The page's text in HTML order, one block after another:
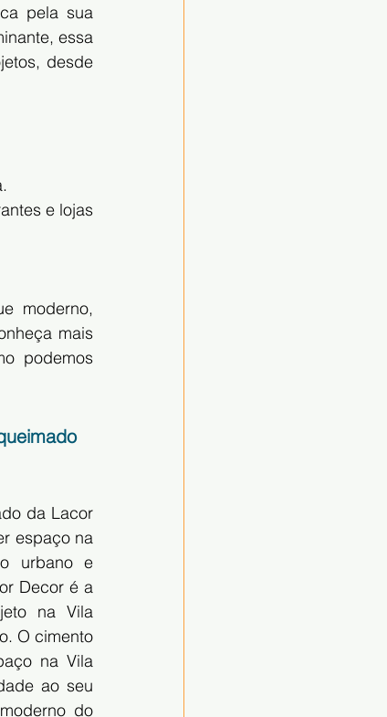
pela sua
essa
desde
e lojas
moderno,
mais
podemos
da Lacor
espaço na
urbano e
Decor é a
na Vila
O cimento
na Vila
ao seu
do